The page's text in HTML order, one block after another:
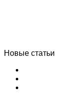
Новые статьи